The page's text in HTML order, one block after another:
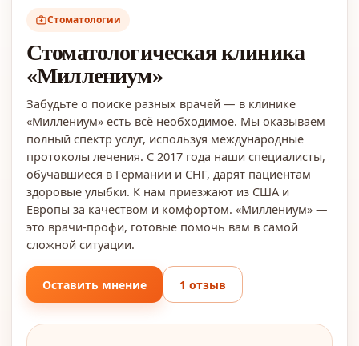
Стоматологии
Стоматологическая клиника
«Миллениум»
Забудьте о поиске разных врачей — в клинике
«Миллениум» есть всё необходимое. Мы оказываем
полный спектр услуг, используя международные
протоколы лечения. С 2017 года наши специалисты,
обучавшиеся в Германии и СНГ, дарят пациентам
здоровые улыбки. К нам приезжают из США и
Европы за качеством и комфортом. «Миллениум» —
это врачи-профи, готовые помочь вам в самой
сложной ситуации.
Оставить мнение 1 отзыв